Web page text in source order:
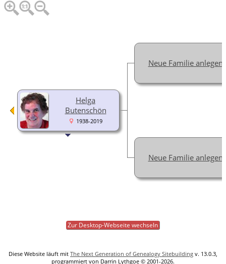
Helga
Butenschön
1938-2019
Neue Familie anlegen
Neue Familie anlegen
Zur Desktop-Webseite wechseln
Diese Website läuft mit The Next Generation of Genealogy Sitebuilding v. 13.0.3,
programmiert von Darrin Lythgoe © 2001-2026.